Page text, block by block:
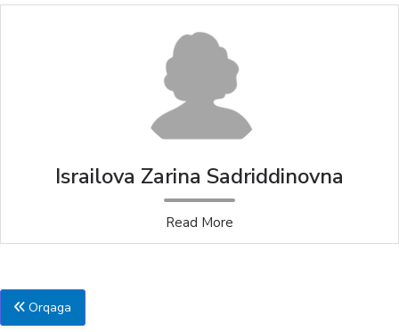
Israilova Zarina Sadriddinovna
Read More
Orqaga